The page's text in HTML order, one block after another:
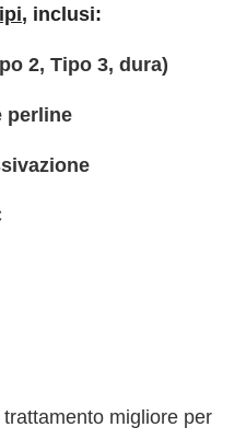
, inclusi:
2, Tipo 3, dura)
perline
migliore per